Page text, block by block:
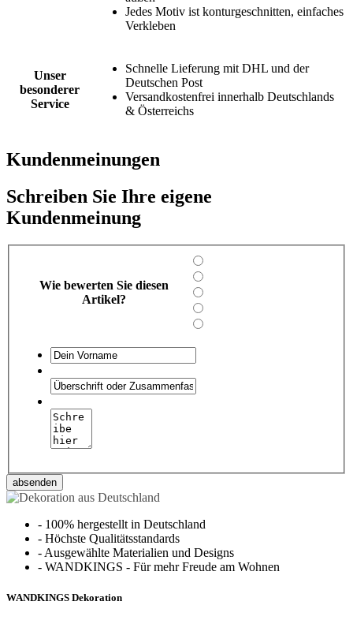
Jedes Motiv ist konturgeschnitten, einfaches
Verkleben
Unser
besonderer
Service
Schnelle Lieferung mit DHL und der
Deutschen Post
Versandkostenfrei innerhalb Deutschlands
& Österreichs
Kundenmeinungen
Schreiben Sie Ihre eigene
Kundenmeinung
Wie bewerten Sie diesen
Artikel?
absenden
- 100% hergestellt in Deutschland
- Höchste Qualitätsstandards
- Ausgewählte Materialien und Designs
- WANDKINGS - Für mehr Freude am Wohnen
WANDKINGS Dekoration